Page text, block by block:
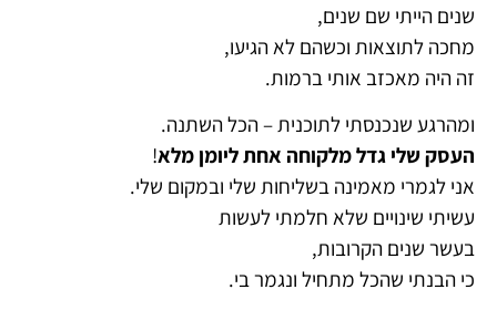
שנים הייתי שם שנים,
מחכה לתוצאות וכשהם לא הגיעו,
זה היה מאכזב אותי ברמות.
ומהרגע שנכנסתי לתוכנית – הכל השתנה.
העסק שלי גדל מלקוחה אחת ליומן מלא!
אני לגמרי מאמינה בשליחות שלי ובמקום שלי.
עשיתי שינויים שלא חלמתי לעשות
בעשר שנים הקרובות,
כי הבנתי שהכל מתחיל ונגמר בי.